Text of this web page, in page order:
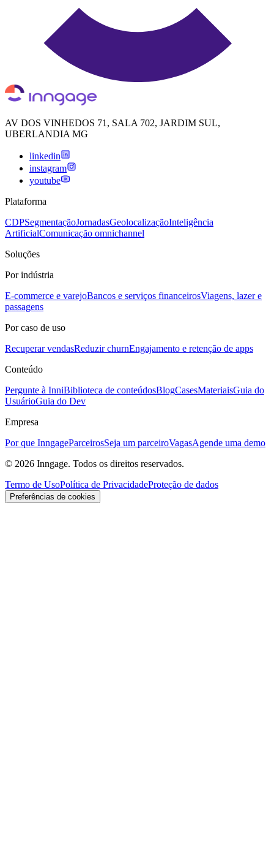
AV DOS VINHEDOS 71, SALA 702, JARDIM SUL,
UBERLANDIA MG
linkedin
instagram
youtube
Plataforma
CDPSegmentaçãoJornadasGeolocalizaçãoInteligência
ArtificialComunicação omnichannel
Soluções
Por indústria
E-commerce e varejoBancos e serviços financeirosViagens, lazer e
passagens
Por caso de uso
Recuperar vendasReduzir churnEngajamento e retenção de apps
Conteúdo
Pergunte à InniBiblioteca de conteúdosBlogCasesMateriaisGuia do
UsuárioGuia do Dev
Empresa
Por que InngageParceirosSeja um parceiroVagasAgende uma demo
© 2026 Inngage. Todos os direitos reservados.
Termo de UsoPolítica de PrivacidadeProteção de dados
Preferências de cookies